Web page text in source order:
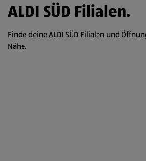
ALDI SÜD Filialen.
Finde deine ALDI SÜD Filialen und
Nähe.